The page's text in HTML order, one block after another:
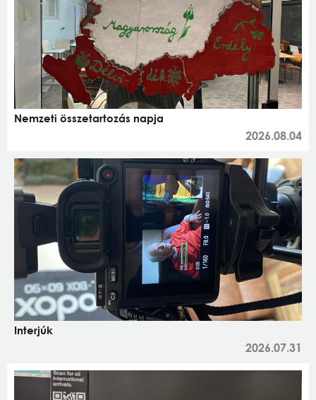
Nemzeti összetartozás napja
2026.08.04
Interjúk
2026.07.31